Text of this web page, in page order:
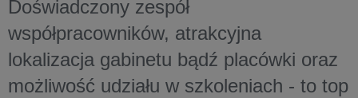
Doświadczony zespół
współpracowników, atrakcyjna
lokalizacja gabinetu bądź placówki oraz
możliwość udziału w szkoleniach - to top